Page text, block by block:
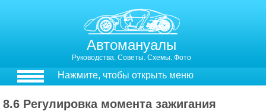
Автомануалы
Руководства. Советы. Схемы. Фото
Нажмите, чтобы открыть меню
8.6 Регулировка момента зажигания